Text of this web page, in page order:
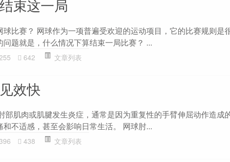
束这一局
比赛？ 网球作为一项普遍受欢迎的运动项目，它的比赛规则是
题就是，什么情况下算结束一局比赛？ ...
255 642 文章列表
效快
部肌肉或肌腱发生炎症，通常是因为重复性的手臂伸屈动作造成
不适感，甚至会影响日常生活。 网球肘...
438 文章列表